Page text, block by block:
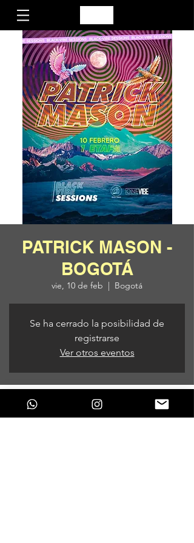
PATRICK MASON -
BOGOTÁ
vie, 10 de feb
  |
Bogotá
Se ha cerrado la posibilidad de
registrarse
Ver otros eventos
Horario y ubicación